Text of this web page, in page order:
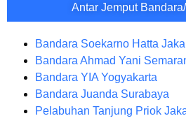
Antar Jemput
Bandara Soekarno Hatta
Bandara Ahmad Yani
Bandara YIA Yogyakarta
Bandara Juanda Surabaya
Pelabuhan Tanjung Priok